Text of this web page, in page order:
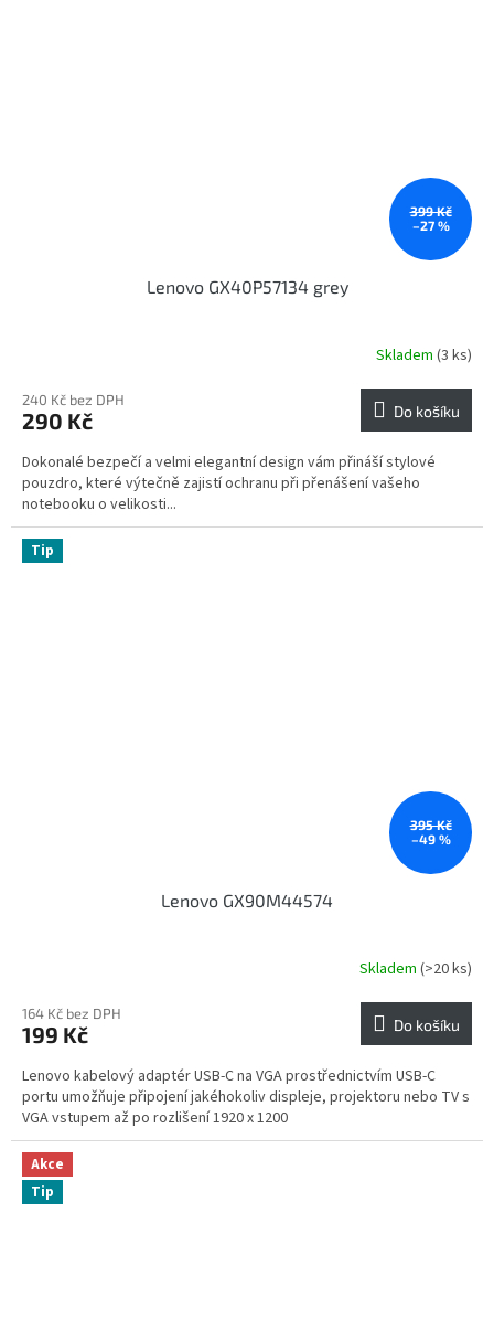
399 Kč
–27 %
Lenovo GX40P57134 grey
Skladem (3 ks)
240 Kč bez DPH
290 Kč Do košíku
Dokonalé bezpečí a velmi elegantní design vám přináší stylové
pouzdro, které výtečně zajistí ochranu při přenášení vašeho
notebooku o velikosti...
Tip
395 Kč
–49 %
Lenovo GX90M44574
Skladem (>20 ks)
164 Kč bez DPH
199 Kč Do košíku
Lenovo kabelový adaptér USB-C na VGA prostřednictvím USB-C
portu umožňuje připojení jakéhokoliv displeje, projektoru nebo TV s
VGA vstupem až po rozlišení 1920 x 1200
Akce
Tip